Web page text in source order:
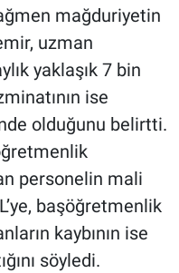
mağduriyetin
uzman
yaklaşık 7 bin
ise
olduğunu belirtti.
personelin mali
başöğretmenlik
kaybının ise
söyledi.